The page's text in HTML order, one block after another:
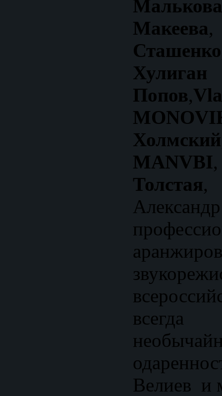
Макеева
Попов,
Холмский
MANVBI
Толстая,
Велиев и